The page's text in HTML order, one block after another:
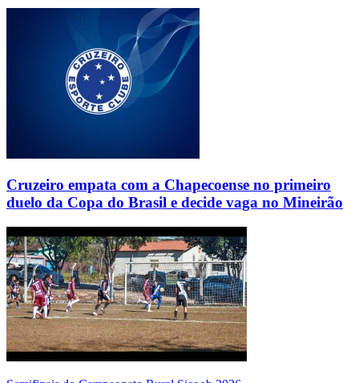
Cruzeiro empata com a Chapecoense no primeiro
duelo da Copa do Brasil e decide vaga no Mineirão